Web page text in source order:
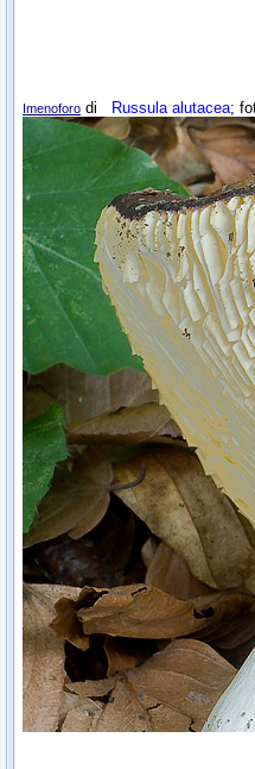
Imenoforo di Russula alutacea;